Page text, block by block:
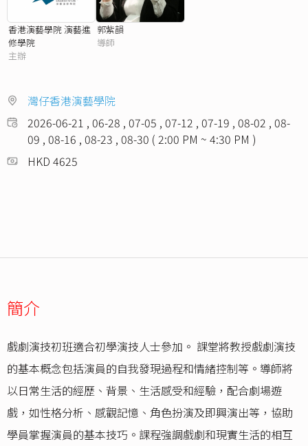
香港演藝學院 演藝進
修學院
主辦
郭紫韻
導師
灣仔香港演藝學院
2026-06-21 , 06-28 , 07-05 , 07-12 , 07-19 , 08-02 , 08-
09 , 08-16 , 08-23 , 08-30 ( 2:00 PM ~ 4:30 PM )
HKD 4625
簡介
戲劇演技初班適合初學演技人士參加。 課堂將教授戲劇演技
的基本概念包括演員的自我發現過程和情緒控制等。導師將
以日常生活的經歷、背景、生活感受和經驗，配合劇場遊
戲，如性格分析、感觀記憶、角色扮演及即興演出等，協助
學員掌握演員的基本技巧。課程強調戲劇和現實生活的相互